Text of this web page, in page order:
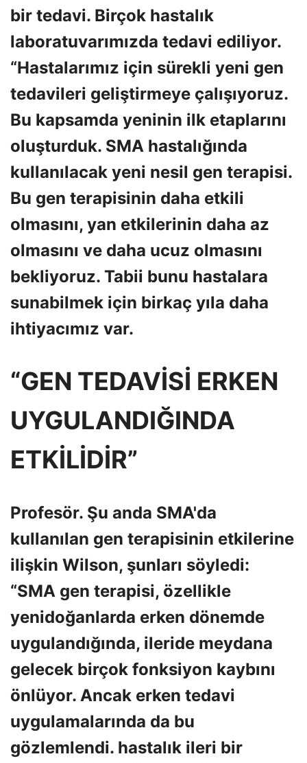
bir tedavi. Birçok hastalık
laboratuvarımızda tedavi ediliyor.
“Hastalarımız için sürekli yeni gen
tedavileri geliştirmeye çalışıyoruz.
Bu kapsamda yeninin ilk etaplarını
oluşturduk. SMA hastalığında
kullanılacak yeni nesil gen terapisi.
Bu gen terapisinin daha etkili
olmasını, yan etkilerinin daha az
olmasını ve daha ucuz olmasını
bekliyoruz. Tabii bunu hastalara
sunabilmek için birkaç yıla daha
ihtiyacımız var.
“GEN TEDAVİSİ ERKEN
UYGULANDIĞINDA
ETKİLİDİR”
Profesör. Şu anda SMA'da
kullanılan gen terapisinin etkilerine
ilişkin Wilson, şunları söyledi:
“SMA gen terapisi, özellikle
yenidoğanlarda erken dönemde
uygulandığında, ileride meydana
gelecek birçok fonksiyon kaybını
önlüyor. Ancak erken tedavi
uygulamalarında da bu
gözlemlendi. hastalık ileri bir